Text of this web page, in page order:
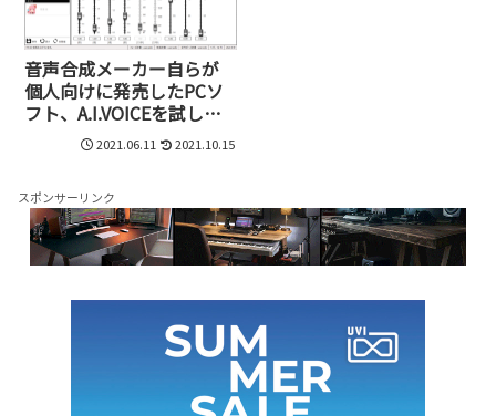
音声合成メーカー自らが
個人向けに発売したPCソ
フト、A.I.VOICEを試して
2021.06.11 2021.10.15
スポンサーリンク